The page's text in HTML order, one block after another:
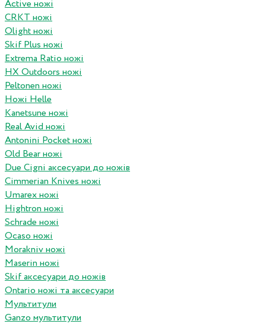
Active ножі
CRKT ножі
Olight ножі
Skif Plus ножі
Extrema Ratio ножі
HX Outdoors ножі
Peltonen ножі
Ножі Helle
Kanetsune ножі
Real Avid ножі
Antonini Pocket ножі
Old Bear ножі
Due Cigni аксесуари до ножів
Cimmerian Knives ножі
Umarex ножі
Hightron ножі
Schrade ножі
Ocaso ножі
Morakniv ножі
Maserin ножі
Skif аксесуари до ножів
Ontario ножі та аксесуари
Мультитули
Ganzo мультитули